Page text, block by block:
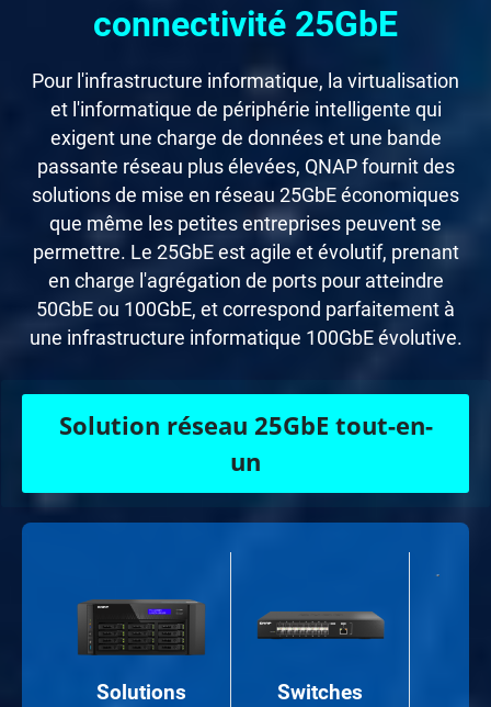
connectivité 25GbE
Pour l'infrastructure informatique, la virtualisation
et l'informatique de périphérie intelligente qui
exigent une charge de données et une bande
passante réseau plus élevées, QNAP fournit des
solutions de mise en réseau 25GbE économiques
que même les petites entreprises peuvent se
permettre. Le 25GbE est agile et évolutif, prenant
en charge l'agrégation de ports pour atteindre
50GbE ou 100GbE, et correspond parfaitement à
une infrastructure informatique 100GbE évolutive.
Solution réseau 25GbE tout-en-
un
Solutions
Switches